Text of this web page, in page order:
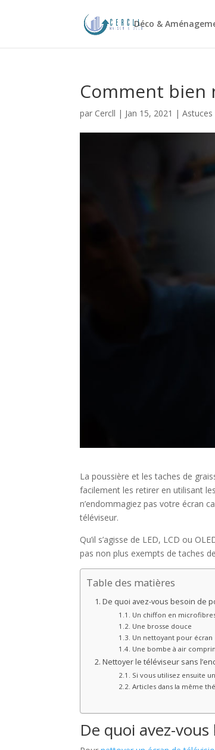
Déco &
Comment bien
par Cercll | Jan 15, 2021 |
La poussière et les taches de
facilement les retirer en utilisant
n’endommagiez pas votre écran
téléviseur.
Qu’il s’agisse de LED, LCD ou
pas non plus exempts de taches
Table des matières
De quoi avez-vous besoin de
Un chiffon en
Une brosse douce
Un nettoyant pour écran
Une bombe à air
Nettoyer le téléviseur sans
Si vous utilisez ensuite
Articles dans la même
De quoi avez-